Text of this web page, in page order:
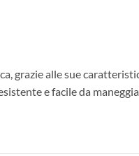
grazie alle sue
e facile da